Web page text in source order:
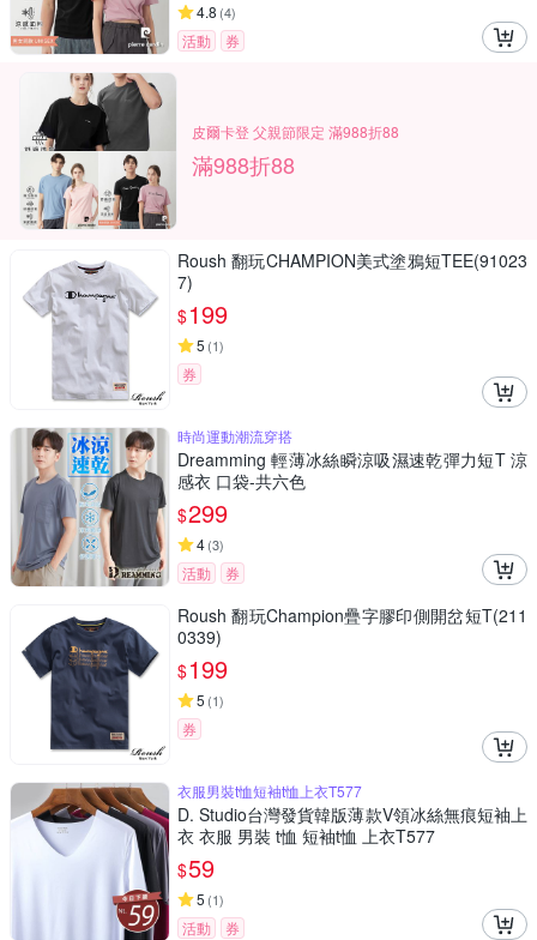
4.8 (4)
活動 券
皮爾卡登 父親節限定 滿988折88
滿988折88
Roush 翻玩CHAMPION美式塗鴉短TEE(91023
7)
$199
5 (1)
券
時尚運動潮流穿搭
Dreamming 輕薄冰絲瞬涼吸濕速乾彈力短T 涼
感衣 口袋-共六色
$299
4(3)
活動 券
Roush 翻玩Champion疊字膠印側開岔短T(211
0339)
$199
5 (1)
券
衣服男裝t恤短袖t恤上衣T577
D. Studio台灣發貨韓版薄款V領冰絲無痕短袖上
衣 衣服 男裝 t恤 短袖t恤 上衣T577
$59
5 (1)
活動 券